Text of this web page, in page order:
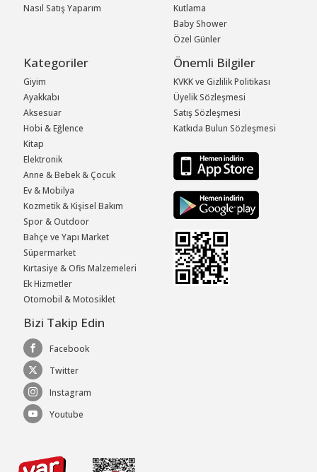
Nasıl Satış Yaparım
Kutlama
Baby Shower
Özel Günler
Kategoriler
Giyim
Ayakkabı
Aksesuar
Hobi & Eğlence
Kitap
Elektronik
Anne & Bebek & Çocuk
Ev & Mobilya
Kozmetik & Kişisel Bakım
Spor & Outdoor
Bahçe ve Yapı Market
Süpermarket
Kırtasiye & Ofis Malzemeleri
Ek Hizmetler
Otomobil & Motosiklet
Önemli Bilgiler
KVKK ve Gizlilik Politikası
Üyelik Sözleşmesi
Satış Sözleşmesi
Katkıda Bulun Sözleşmesi
Bizi Takip Edin
Facebook
Twitter
Instagram
Youtube